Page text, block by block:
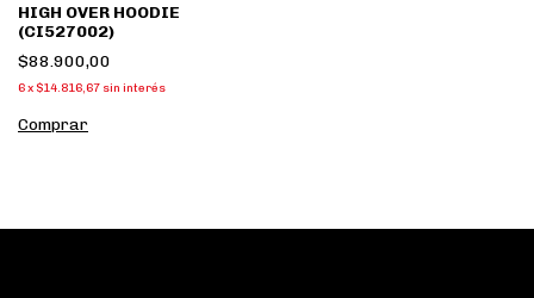
HIGH OVER HOODIE
(CI527002)
$88.900,00
6x $14.816,67 sin interés
Comprar